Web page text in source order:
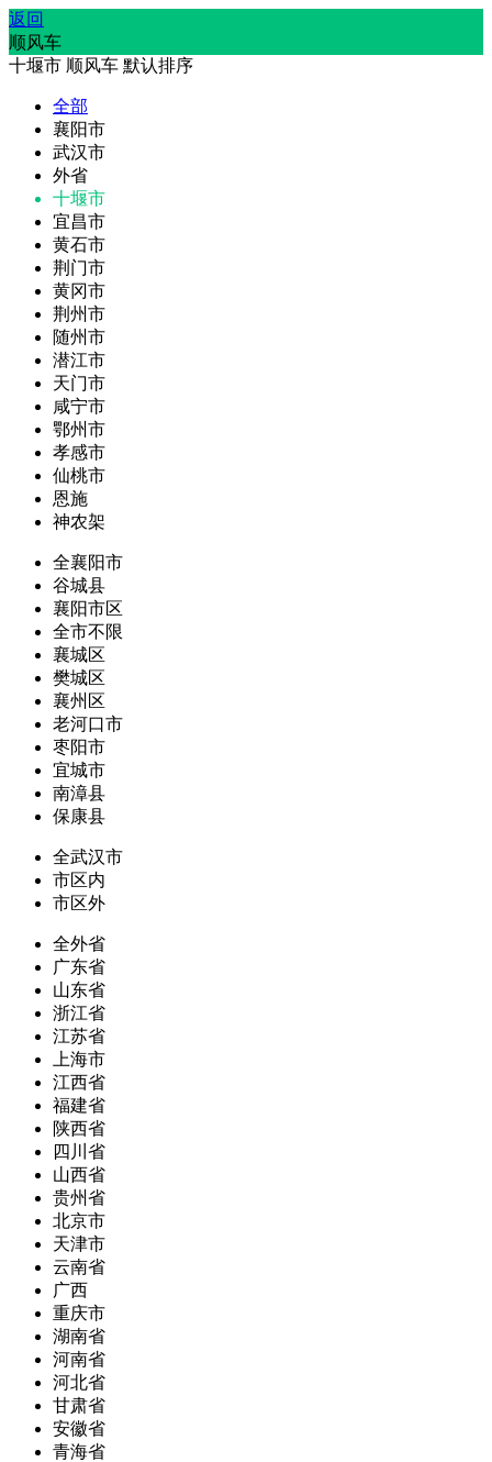
返回
顺风车
十堰市 顺风车 默认排序
全部
襄阳市
武汉市
外省
十堰市
宜昌市
黄石市
荆门市
黄冈市
荆州市
随州市
潜江市
天门市
咸宁市
鄂州市
孝感市
仙桃市
恩施
神农架
全襄阳市
谷城县
襄阳市区
全市不限
襄城区
樊城区
襄州区
老河口市
枣阳市
宜城市
南漳县
保康县
全武汉市
市区内
市区外
全外省
广东省
山东省
浙江省
江苏省
上海市
江西省
福建省
陕西省
四川省
山西省
贵州省
北京市
天津市
云南省
广西
重庆市
湖南省
河南省
河北省
甘肃省
安徽省
青海省